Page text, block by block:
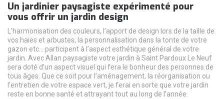
Un jardinier paysagiste expérimenté pour
vous offrir un jardin design
L’harmonisation des couleurs, l’apport de design lors de la taille de
vos haies et arbustes, la personnalisation dans la tonte de votre
gazon etc… participent à l’aspect esthétique général de votre
jardin. Avec Allan paysagiste votre jardin à Saint Pardoux Le Neuf
sera doté d’un aspect visuel qui fera le bonheur des personnes de
tous âges. Que ce soit pour l’aménagement, la réorganisation ou
l’entretien de votre espace vert, je ferai en sorte que votre jardin
reste en bonne santé et attrayant tout au long de l’année.